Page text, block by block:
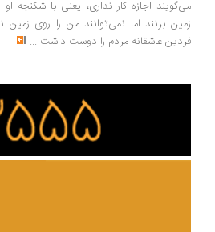
اجازه کار نداری، یعنی با شکنجه او را
بزنند اما نمی‌توانند من را روی زمین نگه
عاشقانه مردم را دوست داشت ...